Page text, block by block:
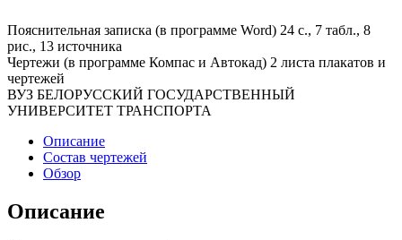
Пояснительная записка (в программе Word) 24 с., 7 табл., 8
рис., 13 источника
Чертежи (в программе Компас и Автокад) 2 листа плакатов и
чертежей
ВУЗ БЕЛОРУССКИЙ ГОСУДАРСТВЕННЫЙ
УНИВЕРСИТЕТ ТРАНСПОРТА
Описание
Состав чертежей
Обзор
Описание